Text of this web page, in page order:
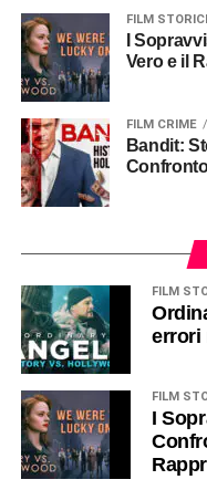
FILM STORICI
Vero e il
FILM CRIME
Bandit: Storia e Cinematografia a
FILM
errori
FILM
I